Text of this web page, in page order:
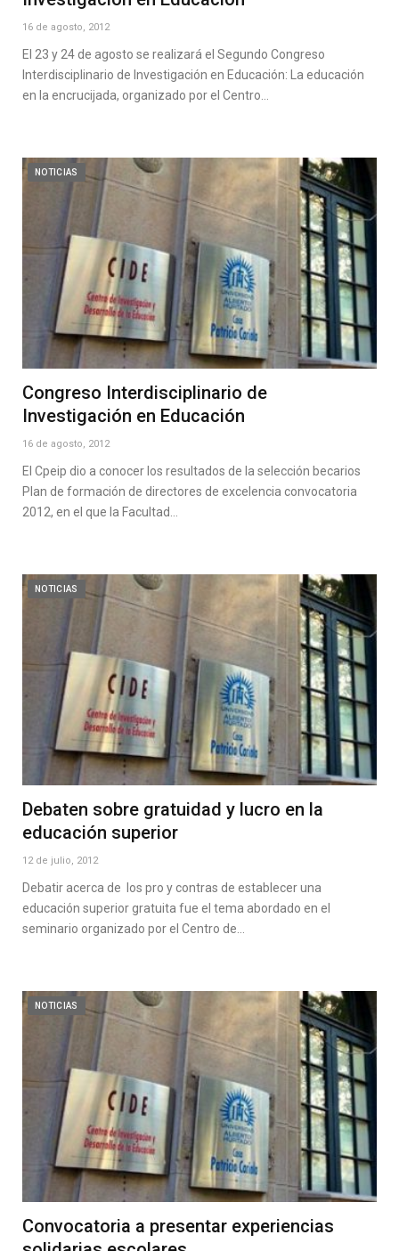
16 de agosto, 2012
El 23 y 24 de agosto se realizará el Segundo Congreso
Interdisciplinario de Investigación en Educación: La educación
en la encrucijada, organizado por el Centro…
NOTICIAS
Congreso Interdisciplinario de
Investigación en Educación
16 de agosto, 2012
El Cpeip dio a conocer los resultados de la selección becarios
Plan de formación de directores de excelencia convocatoria
2012, en el que la Facultad…
NOTICIAS
Debaten sobre gratuidad y lucro en la
educación superior
12 de julio, 2012
Debatir acerca de los pro y contras de establecer una
educación superior gratuita fue el tema abordado en el
seminario organizado por el Centro de…
NOTICIAS
Convocatoria a presentar experiencias